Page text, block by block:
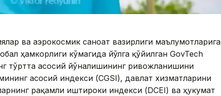
ва аэрокосмик саноат вазирлиги маълумотларига
ҳамкорлиги кўмагида йўлга қўйилган GovTech
тўртта асосий йўналишининг ривожланишини
асосий индекси (CGSI), давлат хизматларини
рақамли иштироки индекси (DCEI) ва ҳукумат